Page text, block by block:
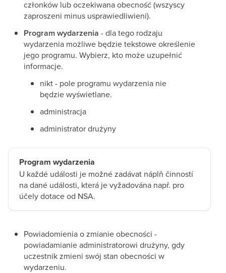
członków lub oczekiwana obecność (wszyscy
zaproszeni minus usprawiedliwieni).
Program wydarzenia - dla tego rodzaju
wydarzenia możliwe będzie tekstowe określenie
jego programu. Wybierz, kto może uzupełnić
informacje.
nikt - pole programu wydarzenia nie
będzie wyświetlane.
administracja
administrator drużyny
Program wydarzenia
U každé události je možné zadávat náplň činností
na dané události, která je vyžadována např. pro
účely dotace od NSA.
Powiadomienia o zmianie obecności -
powiadamianie administratorowi drużyny, gdy
uczestnik zmieni swój stan obecności w
wydarzeniu.